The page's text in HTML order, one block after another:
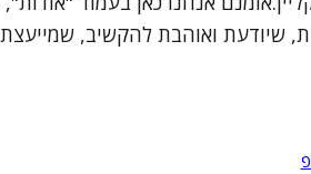
שיודעת ואוהבת להקשיב,